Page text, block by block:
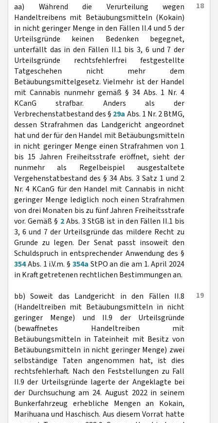
18
aa) Während die Verurteilung wegen
Handeltreibens mit Betäubungsmitteln (Kokain)
in nicht geringer Menge in den Fällen II.4 und 5 der
Urteilsgründe keinen Bedenken begegnet,
unterfällt das in den Fällen II.1 bis 3, 6 und 7 der
Urteilsgründe rechtsfehlerfrei festgestellte
Tatgeschehen nicht mehr dem
Betäubungsmittelgesetz. Vielmehr ist der Handel
mit Cannabis nunmehr gemäß § 34 Abs. 1 Nr. 4
KCanG strafbar. Anders als der
Verbrechenstatbestand des § 29a Abs. 1 Nr. 2 BtMG,
dessen Strafrahmen das Landgericht angeordnet
hat und der für den Handel mit Betäubungsmitteln
in nicht geringer Menge einen Strafrahmen von 1
bis 15 Jahren Freiheitsstrafe eröffnet, sieht der
nunmehr als Regelbeispiel ausgestaltete
Vergehenstatbestand des § 34 Abs. 3 Satz 1 und 2
Nr. 4 KCanG für den Handel mit Cannabis in nicht
geringer Menge lediglich noch einen Strafrahmen
von drei Monaten bis zu fünf Jahren Freiheitsstrafe
vor. Gemäß § 2Abs. 3 StGB ist in den Fällen II.1 bis
3, 6 und 7 der Urteilsgründe das mildere Recht zu
Grunde zu legen. Der Senat passt insoweit den
Schuldspruch in entsprechender Anwendung des §
354Abs. 1 i.V.m. § 354a StPO an die am 1. April 2024
in Kraft getretenen rechtlichen Bestimmungen an.
19
bb) Soweit das Landgericht in den Fällen II.8
(Handeltreiben mit Betäubungsmitteln in nicht
geringer Menge) und II.9 der Urteilsgründe
(bewaffnetes Handeltreiben mit
Betäubungsmitteln in Tateinheit mit Besitz von
Betäubungsmitteln in nicht geringer Menge) zwei
selbständige Taten angenommen hat, ist dies
rechtsfehlerhaft. Nach den Feststellungen zu Fall
II.9 der Urteilsgründe lagerte der Angeklagte bei
der Durchsuchung am 24. August 2022 in seinem
Bunkerfahrzeug erhebliche Mengen an Kokain,
Marihuana und Haschisch. Aus diesem Vorrat hatte